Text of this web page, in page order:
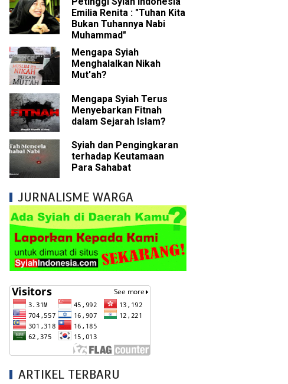
Abu Bakar
Akal dalam Islam
Mahdi
Wilayah Imam
Karbala
Keliru
Dalil tentang Ahlul Bait
Diakui oleh Islam
Emilia Renita : "Tuhan Kita
Bukan Tuhannya Nabi
Muhammad"
Mengapa Syiah
Menghalalkan Nikah
Mut'ah?
Mengapa Syiah Terus
Menyebarkan Fitnah
dalam Sejarah Islam?
Syiah dan Pengingkaran
terhadap Keutamaan
Para Sahabat
JURNALISME WARGA
ARTIKEL TERBARU